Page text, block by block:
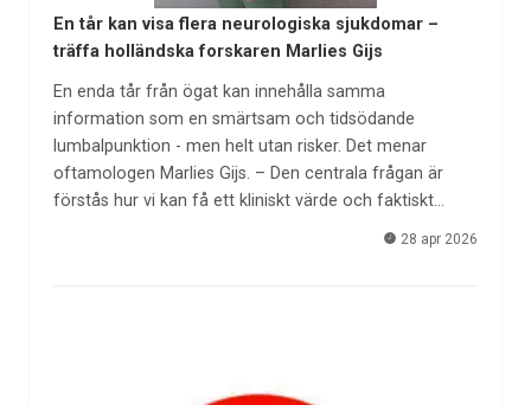
En tår kan visa flera neurologiska sjukdomar –
träffa holländska forskaren Marlies Gijs
En enda tår från ögat kan innehålla samma
information som en smärtsam och tidsödande
lumbalpunktion - men helt utan risker. Det menar
oftamologen Marlies Gijs. – Den centrala frågan är
förstås hur vi kan få ett kliniskt värde och faktiskt…
28 apr 2026